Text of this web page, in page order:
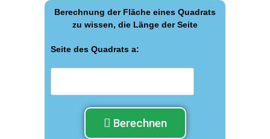
Berechnung der Fläche eines Quadrats
zu wissen, die Länge der Seite
Seite des Quadrats а:
Berechnen